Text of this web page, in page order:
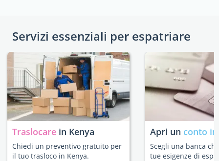
Servizi essenziali per espatriare
Traslocare in Kenya
Chiedi un preventivo gratuito per
il tuo trasloco in Kenya.
Apri un conto
Scegli una banca
tue esigenze di